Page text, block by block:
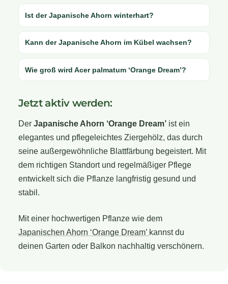
Ist der Japanische Ahorn winterhart?
Kann der Japanische Ahorn im Kübel wachsen?
Wie groß wird Acer palmatum ‘Orange Dream’?
Jetzt aktiv werden:
Der Japanische Ahorn ‘Orange Dream’ ist ein
elegantes und pflegeleichtes Ziergehölz, das durch
seine außergewöhnliche Blattfärbung begeistert. Mit
dem richtigen Standort und regelmäßiger Pflege
entwickelt sich die Pflanze langfristig gesund und
stabil.
Mit einer hochwertigen Pflanze wie dem
Japanischen Ahorn ‘Orange Dream’ kannst du
deinen Garten oder Balkon nachhaltig verschönern.